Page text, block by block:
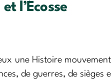
l’Écosse
une Histoire
de guerres, de sièges